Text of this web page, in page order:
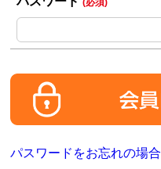
(必須)
パスワードをお忘れの場合